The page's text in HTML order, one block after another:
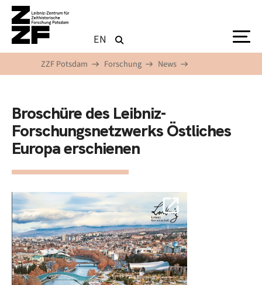
Direkt zum Inhalt
EN
ZZF Potsdam Forschung News
Broschüre des Leibniz-
Forschungsnetzwerks Östliches
Europa erschienen